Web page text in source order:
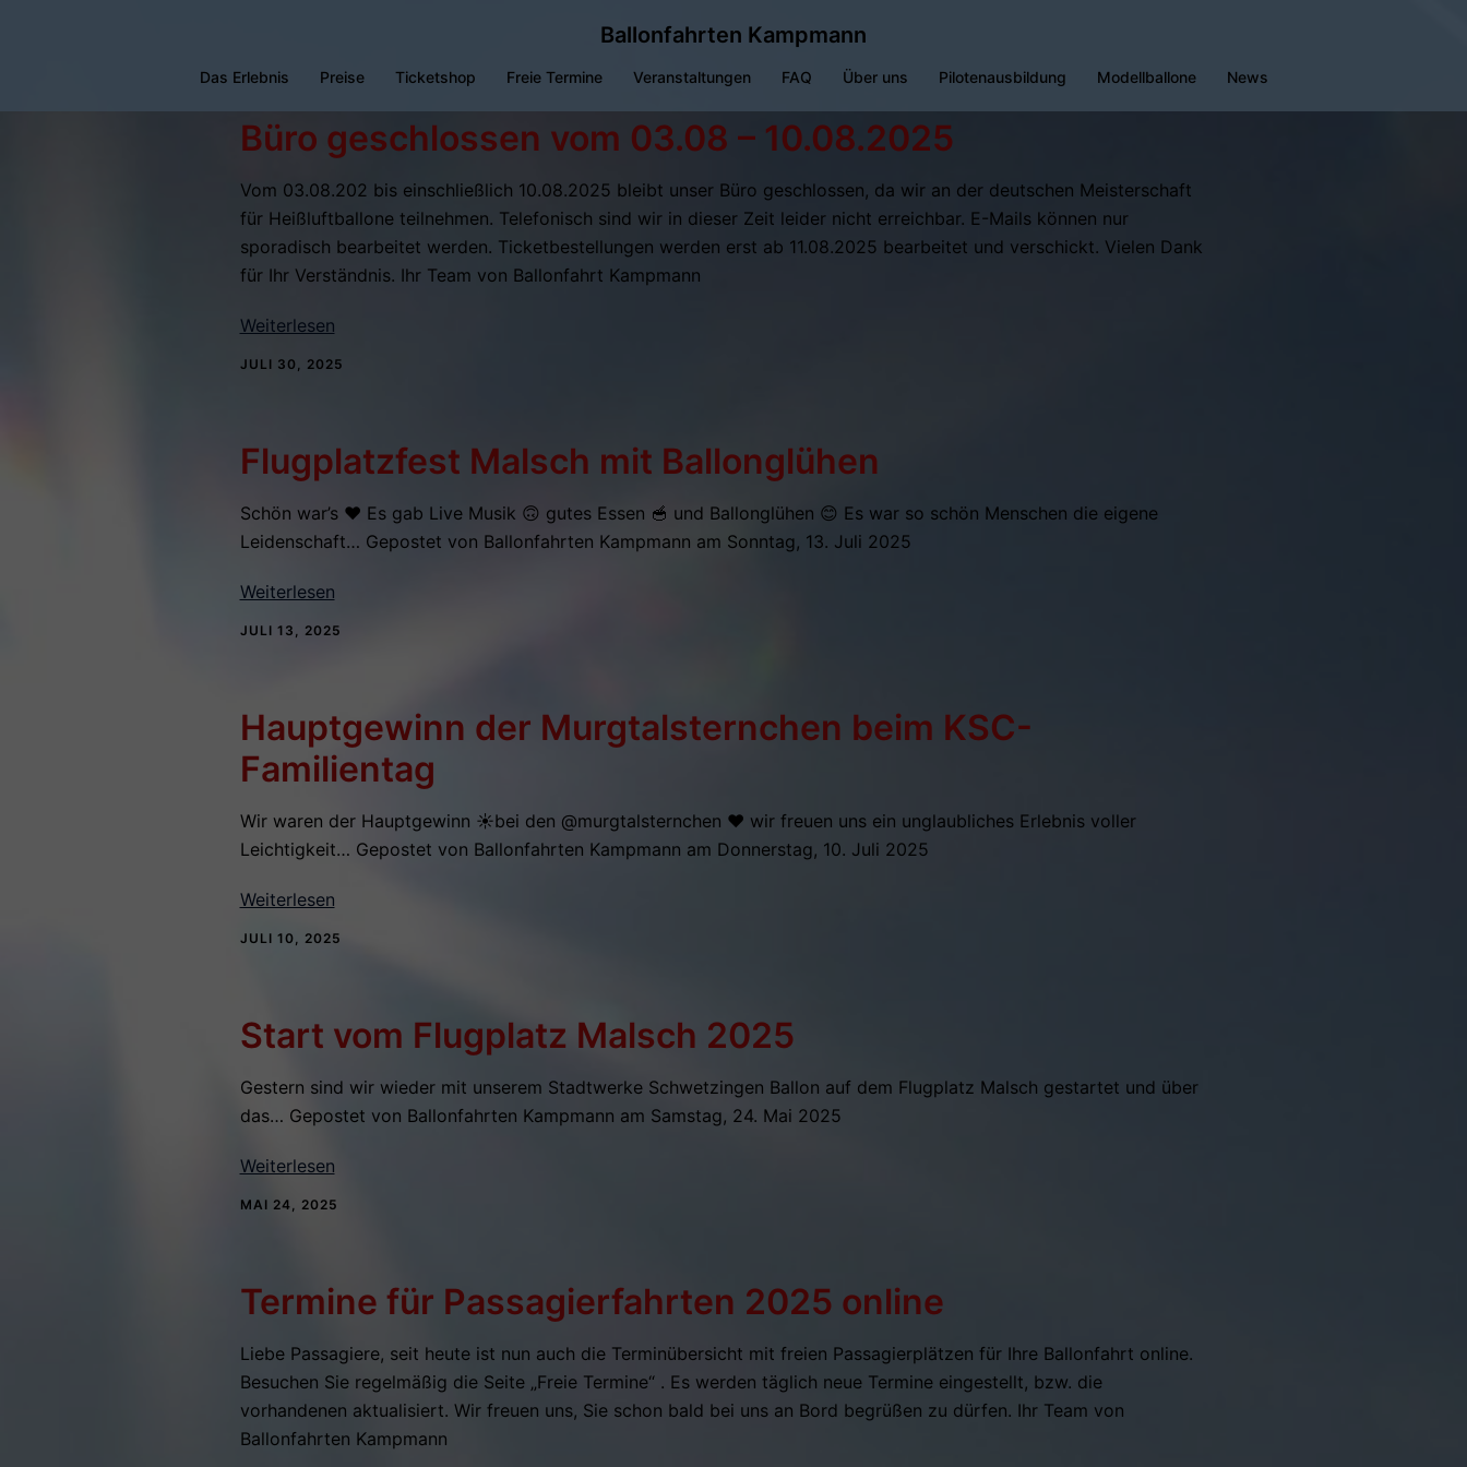
Ballonfahrten Kampmann
Das Erlebnis Preise Ticketshop Freie Termine Veranstaltungen FAQ Über uns Pilotenausbildung Modellballone News
Büro geschlossen vom 03.08 – 10.08.2025
Vom 03.08.202 bis einschließlich 10.08.2025 bleibt unser Büro geschlossen, da wir an der deutschen Meisterschaft
für Heißluftballone teilnehmen. Telefonisch sind wir in dieser Zeit leider nicht erreichbar. E-Mails können nur
sporadisch bearbeitet werden. Ticketbestellungen werden erst ab 11.08.2025 bearbeitet und verschickt. Vielen Dank
für Ihr Verständnis. Ihr Team von Ballonfahrt Kampmann
Weiterlesen
JULI 30, 2025
Flugplatzfest Malsch mit Ballonglühen
Schön war’s ♥️ Es gab Live Musik 🙃 gutes Essen 🥣 und Ballonglühen 😊 Es war so schön Menschen die eigene
Leidenschaft… Gepostet von Ballonfahrten Kampmann am Sonntag, 13. Juli 2025
Weiterlesen
JULI 13, 2025
Hauptgewinn der Murgtalsternchen beim KSC-
Familientag
Wir waren der Hauptgewinn ☀️bei den @murgtalsternchen ♥️ wir freuen uns ein unglaubliches Erlebnis voller
Leichtigkeit… Gepostet von Ballonfahrten Kampmann am Donnerstag, 10. Juli 2025
Weiterlesen
JULI 10, 2025
Start vom Flugplatz Malsch 2025
Gestern sind wir wieder mit unserem Stadtwerke Schwetzingen Ballon auf dem Flugplatz Malsch gestartet und über
das… Gepostet von Ballonfahrten Kampmann am Samstag, 24. Mai 2025
Weiterlesen
MAI 24, 2025
Termine für Passagierfahrten 2025 online
Liebe Passagiere, seit heute ist nun auch die Terminübersicht mit freien Passagierplätzen für Ihre Ballonfahrt online.
Besuchen Sie regelmäßig die Seite „Freie Termine“ . Es werden täglich neue Termine eingestellt, bzw. die
vorhandenen aktualisiert. Wir freuen uns, Sie schon bald bei uns an Bord begrüßen zu dürfen. Ihr Team von
Ballonfahrten Kampmann